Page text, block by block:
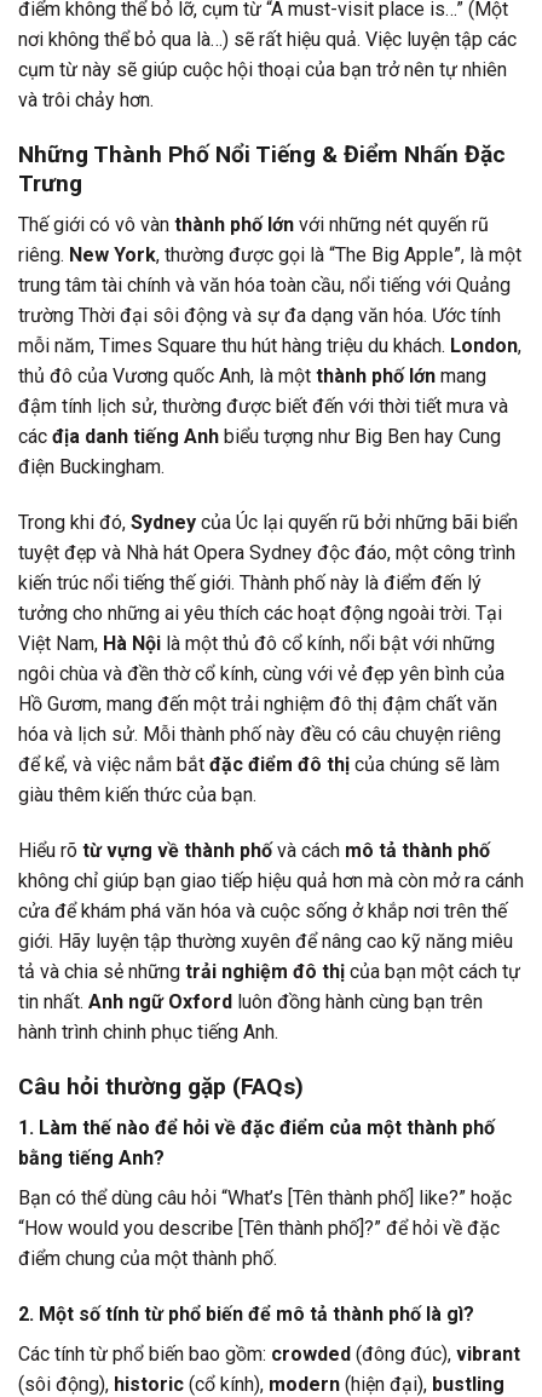
điểm không thể bỏ lỡ, cụm từ “A must-visit place is…” (Một
nơi không thể bỏ qua là…) sẽ rất hiệu quả. Việc luyện tập các
cụm từ này sẽ giúp cuộc hội thoại của bạn trở nên tự nhiên
và trôi chảy hơn.
Những Thành Phố Nổi Tiếng & Điểm Nhấn Đặc
Trưng
Thế giới có vô vàn thành phố lớn với những nét quyến rũ
riêng. New York, thường được gọi là “The Big Apple”, là một
trung tâm tài chính và văn hóa toàn cầu, nổi tiếng với Quảng
trường Thời đại sôi động và sự đa dạng văn hóa. Ước tính
mỗi năm, Times Square thu hút hàng triệu du khách. London,
thủ đô của Vương quốc Anh, là một thành phố lớn mang
đậm tính lịch sử, thường được biết đến với thời tiết mưa và
các địa danh tiếng Anh biểu tượng như Big Ben hay Cung
điện Buckingham.
Trong khi đó, Sydney của Úc lại quyến rũ bởi những bãi biển
tuyệt đẹp và Nhà hát Opera Sydney độc đáo, một công trình
kiến trúc nổi tiếng thế giới. Thành phố này là điểm đến lý
tưởng cho những ai yêu thích các hoạt động ngoài trời. Tại
Việt Nam, Hà Nội là một thủ đô cổ kính, nổi bật với những
ngôi chùa và đền thờ cổ kính, cùng với vẻ đẹp yên bình của
Hồ Gươm, mang đến một trải nghiệm đô thị đậm chất văn
hóa và lịch sử. Mỗi thành phố này đều có câu chuyện riêng
để kể, và việc nắm bắt đặc điểm đô thị của chúng sẽ làm
giàu thêm kiến thức của bạn.
Hiểu rõ từ vựng về thành phốvà cách mô tả thành phố
không chỉ giúp bạn giao tiếp hiệu quả hơn mà còn mở ra cánh
cửa để khám phá văn hóa và cuộc sống ở khắp nơi trên thế
giới. Hãy luyện tập thường xuyên để nâng cao kỹ năng miêu
tả và chia sẻ những trải nghiệm đô thị của bạn một cách tự
tin nhất. Anh ngữ Oxford luôn đồng hành cùng bạn trên
hành trình chinh phục tiếng Anh.
Câu hỏi thường gặp (FAQs)
1. Làm thế nào để hỏi về đặc điểm của một thành phố
bằng tiếng Anh?
Bạn có thể dùng câu hỏi “What’s [Tên thành phố] like?” hoặc
“How would you describe [Tên thành phố]?” để hỏi về đặc
điểm chung của một thành phố.
2. Một số tính từ phổ biến để mô tả thành phố là gì?
Các tính từ phổ biến bao gồm: crowded (đông đúc), vibrant
(sôi động), historic (cổ kính), modern (hiện đại), bustling